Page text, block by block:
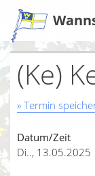
Zum
Inhalt
(Ke)
» Termin
Datum/Zeit
Di..,